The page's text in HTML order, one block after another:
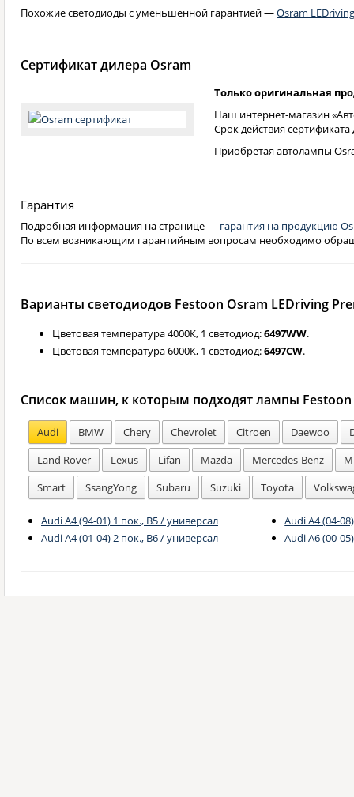
Похожие светодиоды с уменьшенной гарантией —Osram
Сертификат дилера Osram
Только оригинальная
Наш интернет-магазин
Срок действия сертификата
Приобретая автолампы
Гарантия
Подробная информация на странице — гарантия на продукцию
По всем возникающим гарантийным вопросам необходимо
Варианты светодиодов Festoon Osram LEDriving
Цветовая температура 4000К, 1 светодиод:6497WW.
Цветовая температура 6000К, 1 светодиод:6497CW.
Список машин, к которым подходят лампы Festoon
Audi BMW Chery Chevrolet Citroen Daewoo
Land Rover
Lexus Lifan Mazda Mercedes-Benz
Smart
SsangYong Subaru Suzuki Toyota
Audi A4 (94-01) 1 пок., B5 / универсал
Audi A4 (01-04) 2 пок., B6 / универсал
Audi A4 (04-
Audi A6 (00-